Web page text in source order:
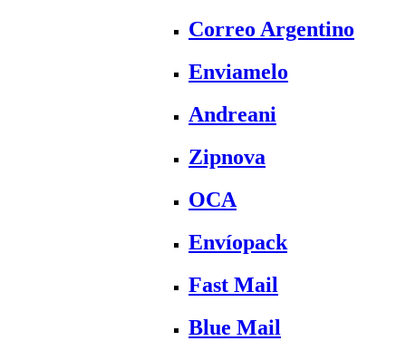
Correo Argentino
Enviamelo
Andreani
Zipnova
OCA
Envíopack
Fast Mail
Blue Mail